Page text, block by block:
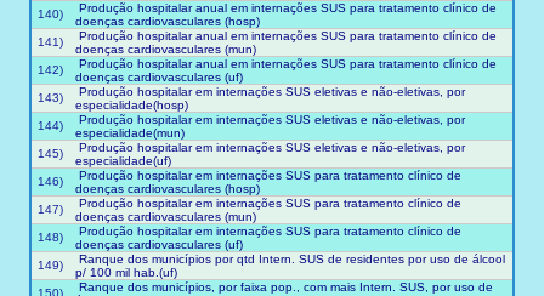
140)
Produção hospitalar anual em internações SUS para tratamento clínico de
doenças cardiovasculares (hosp)
141)
Produção hospitalar anual em internações SUS para tratamento clínico de
doenças cardiovasculares (mun)
142)
Produção hospitalar anual em internações SUS para tratamento clínico de
doenças cardiovasculares (uf)
143)
Produção hospitalar em internações SUS eletivas e não-eletivas, por
especialidade(hosp)
144)
Produção hospitalar em internações SUS eletivas e não-eletivas, por
especialidade(mun)
145)
Produção hospitalar em internações SUS eletivas e não-eletivas, por
especialidade(uf)
146)
Produção hospitalar em internações SUS para tratamento clínico de
doenças cardiovasculares (hosp)
147)
Produção hospitalar em internações SUS para tratamento clínico de
doenças cardiovasculares (mun)
148)
Produção hospitalar em internações SUS para tratamento clínico de
doenças cardiovasculares (uf)
149)
Ranque dos municípios por qtd Intern. SUS de residentes por uso de álcool
p/ 100 mil hab.(uf)
150)
Ranque dos municípios, por faixa pop., com mais Intern. SUS, por uso de